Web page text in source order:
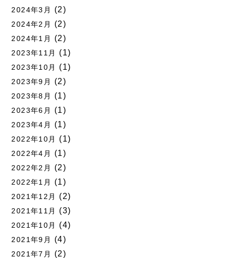
2024年3月 (2)
2024年2月 (2)
2024年1月 (2)
2023年11月 (1)
2023年10月 (1)
2023年9月 (2)
2023年8月 (1)
2023年6月 (1)
2023年4月 (1)
2022年10月 (1)
2022年4月 (1)
2022年2月 (2)
2022年1月 (1)
2021年12月 (2)
2021年11月 (3)
2021年10月 (4)
2021年9月 (4)
2021年7月 (2)